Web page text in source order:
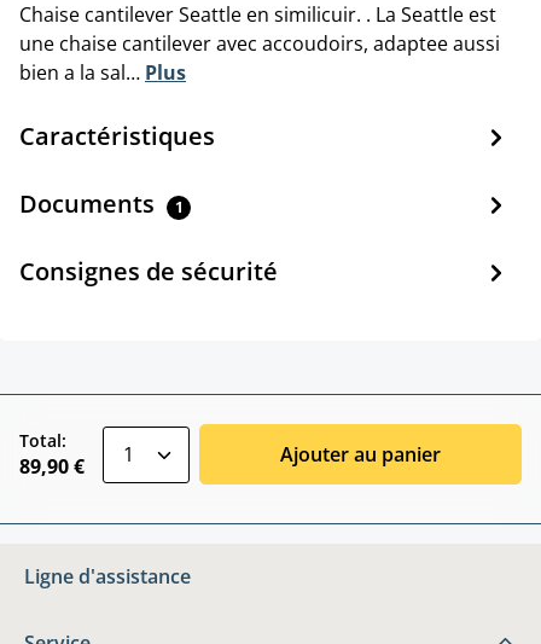
Chaise cantilever Seattle en similicuir. . La Seattle est
une chaise cantilever avec accoudoirs, adaptee aussi
bien a la sal… Plus
Caractéristiques
Documents 1
Consignes de sécurité
Total:
89,90 € Ajouter au panier
Ligne d'assistance